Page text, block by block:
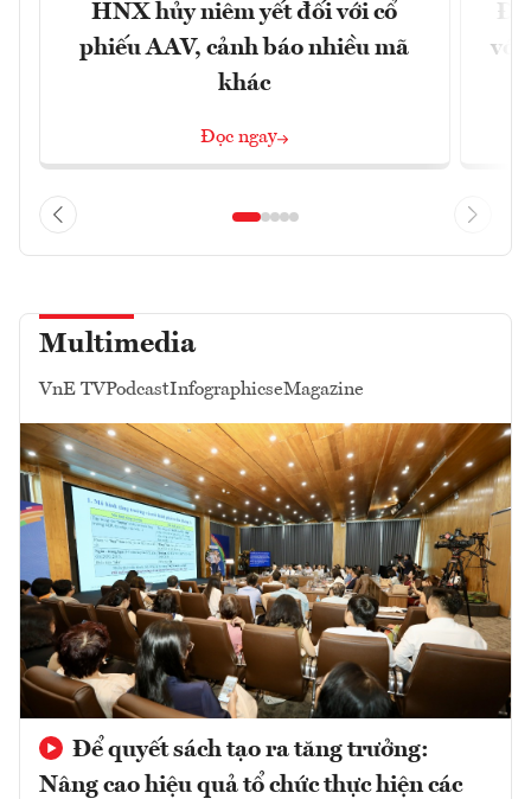
HNX hủy niêm yết đối với cổ
phiếu AAV, cảnh báo nhiều mã
khác
Đọc ngay
Đề
với
Multimedia
VnE TVPodcastInfographicseMagazine
Để quyết sách tạo ra tăng trưởng:
Nâng cao hiệu quả tổ chức thực hiện các